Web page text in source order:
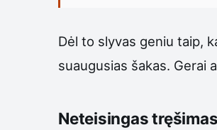
Dėl to slyvas geniu taip,
suaugusias šakas. Gerai
Neteisingas